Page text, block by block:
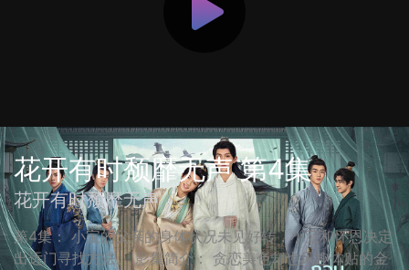
花开有时颓靡无声 第4集
花开有时颓靡无声
第4集： 小宝的父亲的身体状况未见好转，小宝和怀恩决定
出远门寻找方法。 影集简介： 贪恋美色却也风趣体贴的金